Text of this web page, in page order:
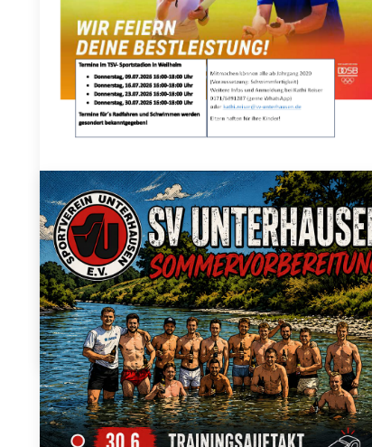
Hol dir das Deutsche Sportabzeichen beim SVU!
Sonntag, 21. Juni 2026
Im Juli geht´s wieder los - wir starten in die
Sportabzeichen-Saison.
Neben den vier Terminen im Sportstadion Weilheim
(siehe Flyer) gibt es
...
Details